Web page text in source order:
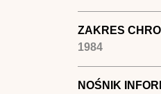
ZAKRES
1984
NOŚNIK